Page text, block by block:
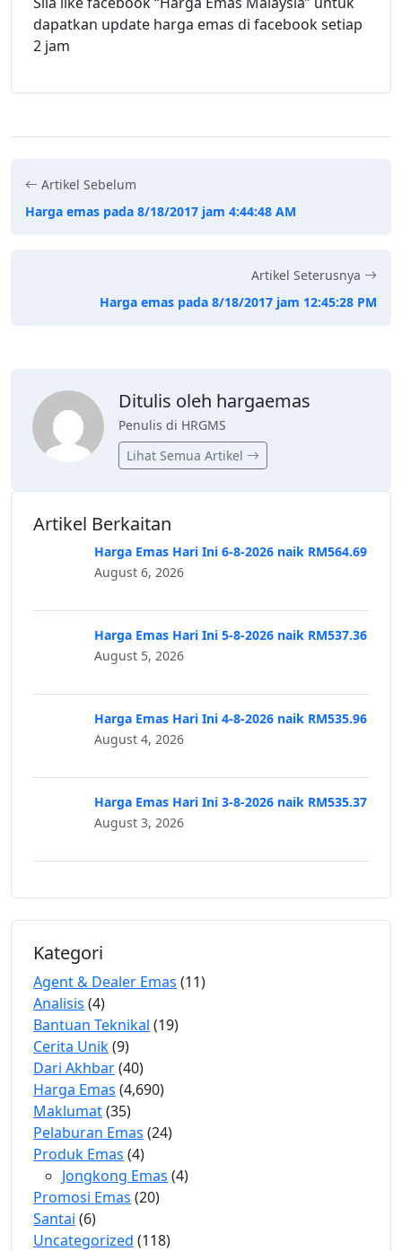
dapatkan update harga emas di facebook setiap
2 jam
Artikel Sebelum
Harga emas pada 8/18/2017 jam 4:44:48 AM
Artikel Seterusnya
Harga emas pada 8/18/2017 jam 12:45:28 PM
Ditulis oleh hargaemas
Penulis di HRGMS
Lihat Semua Artikel
Artikel Berkaitan
Harga Emas Hari Ini 6-8-2026 naik RM564.69
August 6, 2026
Harga Emas Hari Ini 5-8-2026 naik RM537.36
August 5, 2026
Harga Emas Hari Ini 4-8-2026 naik RM535.96
August 4, 2026
Harga Emas Hari Ini 3-8-2026 naik RM535.37
August 3, 2026
Kategori
Agent & Dealer Emas (11)
Analisis (4)
Bantuan Teknikal (19)
Cerita Unik(9)
Dari Akhbar(40)
Harga Emas (4,690)
Maklumat(35)
Pelaburan Emas (24)
Produk Emas (4)
Jongkong Emas (4)
Promosi Emas (20)
Santai (6)
Uncategorized (118)